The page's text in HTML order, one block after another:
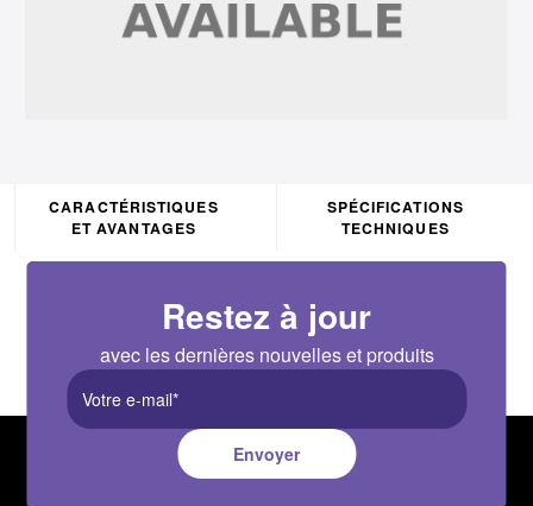
CARACTÉRISTIQUES
ET AVANTAGES
SPÉCIFICATIONS
TECHNIQUES
Restez à jour
avec les dernières nouvelles et produits
Envoyer